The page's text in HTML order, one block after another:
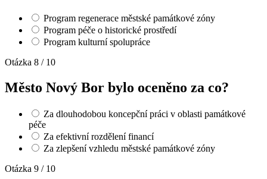
Program regenerace městské památkové zóny
Program péče o historické prostředí
Program kulturní spolupráce
Otázka 8 / 10
Město Nový Bor bylo oceněno za co?
Za dlouhodobou koncepční práci v oblasti památkové
péče
Za efektivní rozdělení financí
Za zlepšení vzhledu městské památkové zóny
Otázka 9 / 10